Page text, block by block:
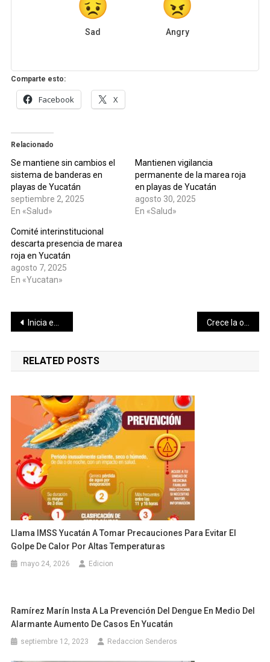
Sad Angry
Comparte esto:
Facebook X
Relacionado
Se mantiene sin cambios el
sistema de banderas en
playas de Yucatán
septiembre 2, 2025
En «Salud»
Mantienen vigilancia
permanente de la marea roja
en playas de Yucatán
agosto 30, 2025
En «Salud»
Comité interinstitucional
descarta presencia de marea
roja en Yucatán
agosto 7, 2025
En «Yucatan»
Navegación
de
entradas
Inicia en Yucatán entrega de tarjetas del programa Jóvenes Construyendo el Futuro
RELATED POSTS
Llama IMSS Yucatán A Tomar Precauciones Para Evitar El
Golpe De Calor Por Altas Temperaturas
mayo 24, 2026 Edicion
Ramírez Marín Insta A La Prevención Del Dengue En Medio Del
Alarmante Aumento De Casos En Yucatán
septiembre 12, 2023 Redaccion Senderos